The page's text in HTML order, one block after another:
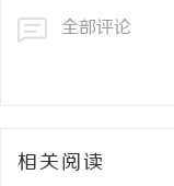
全部评论
相关阅读